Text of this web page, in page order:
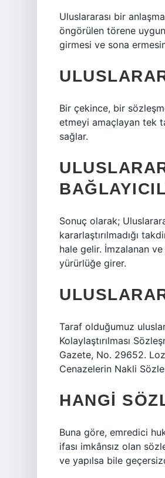
Uluslararası bir
öngörülen törene
girmesi ve sona
Bir çekince, bir
etmeyi amaçlayan tek
sağlar.
Sonuç olarak;
kararlaştırılmadığı
hale gelir. İmzalanan ve
yürürlüğe girer.
Taraf olduğumuz
Kolaylaştırılması
Gazete, No. 29652.
Cenazelerin Nakli
HANGI
Buna göre, emredici
ifası imkânsız olan
ve yapılsa bile